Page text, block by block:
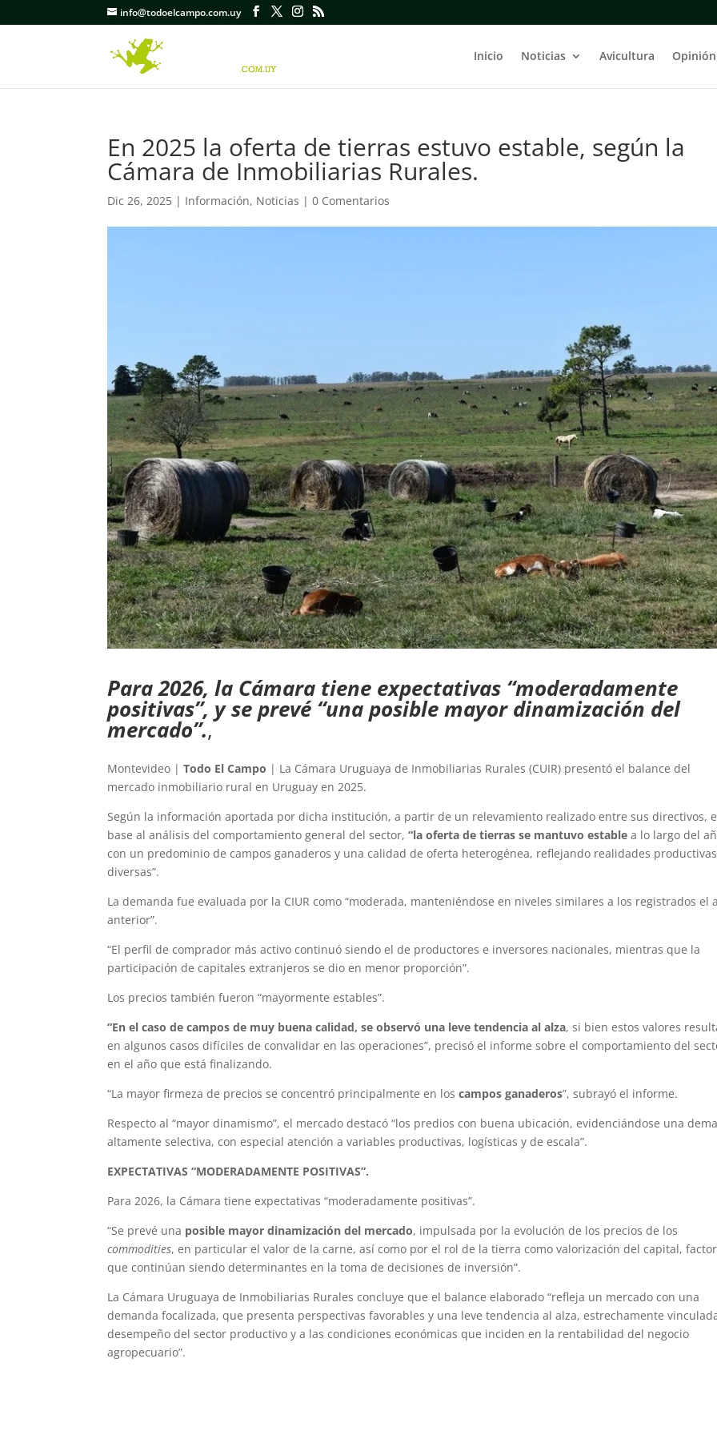
info@todoelcampo.com.uy
Inicio Noticias Avicultura Opinión
En 2025 la oferta de tierras estuvo estable, según la
Cámara de Inmobiliarias Rurales.
Dic 26, 2025 | Información, Noticias |0 Comentarios
Para 2026, la Cámara tiene expectativas “moderadamente
positivas”, y se prevé “una posible mayor dinamización del
mercado”.,
Montevideo |Todo El Campo | La Cámara Uruguaya de Inmobiliarias Rurales (CUIR) presentó el balance del
mercado inmobiliario rural en Uruguay en 2025.
Según la información aportada por dicha institución, a partir de un relevamiento realizado entre sus directivos,
base al análisis del comportamiento general del sector,“la oferta de tierras se mantuvo estable a lo largo del
con un predominio de campos ganaderos y una calidad de oferta heterogénea, reflejando realidades productivas
diversas”.
La demanda fue evaluada por la CIUR como “moderada, manteniéndose en niveles similares a los registrados el
anterior”.
“El perfil de comprador más activo continuó siendo el de productores e inversores nacionales, mientras que la
participación de capitales extranjeros se dio en menor proporción”.
Los precios también fueron “mayormente estables”.
“En el caso de campos de muy buena calidad, se observó una leve tendencia al alza, si bien estos valores
en algunos casos difíciles de convalidar en las operaciones”, precisó el informe sobre el comportamiento del
en el año que está finalizando.
“La mayor firmeza de precios se concentró principalmente en loscampos ganaderos”, subrayó el informe.
Respecto al “mayor dinamismo”, el mercado destacó “los predios con buena ubicación, evidenciándose una
altamente selectiva, con especial atención a variables productivas, logísticas y de escala”.
EXPECTATIVAS “MODERADAMENTE POSITIVAS”.
Para 2026, la Cámara tiene expectativas “moderadamente positivas”.
“Se prevé una posible mayor dinamización del mercado, impulsada por la evolución de los precios de los
commodities, en particular el valor de la carne, así como por el rol de la tierra como valorización del capital,
que continúan siendo determinantes en la toma de decisiones de inversión”.
La Cámara Uruguaya de Inmobiliarias Rurales concluye que el balance elaborado “refleja un mercado con una
demanda focalizada, que presenta perspectivas favorables y una leve tendencia al alza, estrechamente
desempeño del sector productivo y a las condiciones económicas que inciden en la rentabilidad del negocio
agropecuario”.